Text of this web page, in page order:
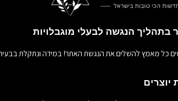
בתהליך הנגשה לבעלי מוגבלויות
כל מאמץ להשלים את הנגשת האתר! במידה ונתקלת
יוצרים